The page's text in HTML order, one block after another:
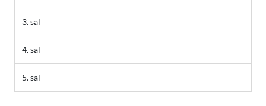
3. sal
4. sal
5. sal